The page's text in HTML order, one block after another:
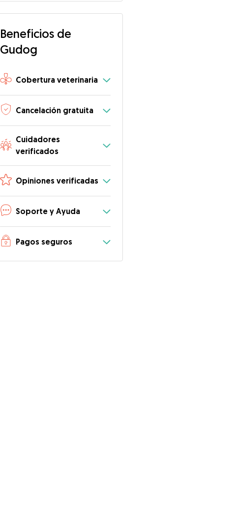
Beneficios de
Gudog
Cobertura veterinaria
Cancelación gratuita
Cuidadores
verificados
Opiniones verificadas
Soporte y Ayuda
Pagos seguros